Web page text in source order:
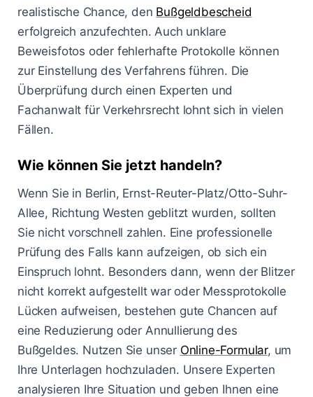
realistische Chance, den Bußgeldbescheid
erfolgreich anzufechten. Auch unklare
Beweisfotos oder fehlerhafte Protokolle können
zur Einstellung des Verfahrens führen. Die
Überprüfung durch einen Experten und
Fachanwalt für Verkehrsrecht lohnt sich in vielen
Fällen.
Wie können Sie jetzt handeln?
Wenn Sie in Berlin, Ernst-Reuter-Platz/Otto-Suhr-
Allee, Richtung Westen geblitzt wurden, sollten
Sie nicht vorschnell zahlen. Eine professionelle
Prüfung des Falls kann aufzeigen, ob sich ein
Einspruch lohnt. Besonders dann, wenn der Blitzer
nicht korrekt aufgestellt war oder Messprotokolle
Lücken aufweisen, bestehen gute Chancen auf
eine Reduzierung oder Annullierung des
Bußgeldes. Nutzen Sie unser Online-Formular, um
Ihre Unterlagen hochzuladen. Unsere Experten
analysieren Ihre Situation und geben Ihnen eine